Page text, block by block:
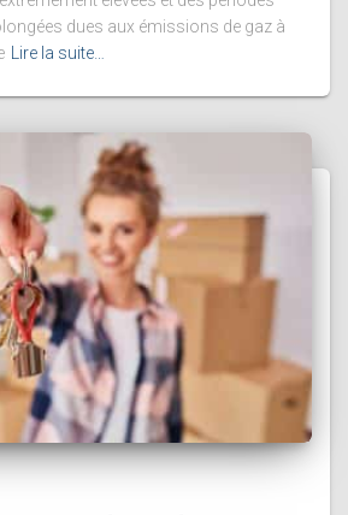
dues aux émissions de gaz à
Lire la suite…